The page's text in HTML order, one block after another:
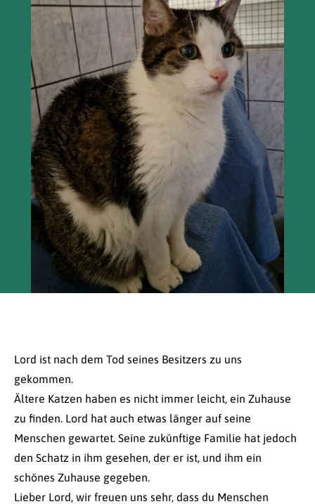
Lord ist nach dem Tod seines Besitzers zu uns
gekommen.
Ältere Katzen haben es nicht immer leicht, ein Zuhause
zu finden. Lord hat auch etwas länger auf seine
Menschen gewartet. Seine zukünftige Familie hat jedoch
den Schatz in ihm gesehen, der er ist, und ihm ein
schönes Zuhause gegeben.
Lieber Lord, wir freuen uns sehr, dass du Menschen